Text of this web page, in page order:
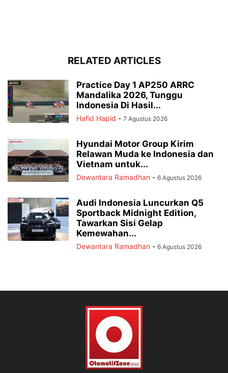
RELATED ARTICLES
Practice Day 1 AP250 ARRC
Mandalika 2026, Tunggu
Indonesia Di Hasil...
Hafid Hapid - 7 Agustus 2026
Hyundai Motor Group Kirim
Relawan Muda ke Indonesia dan
Vietnam untuk...
Dewantara Ramadhan - 6 Agustus 2026
Audi Indonesia Luncurkan Q5
Sportback Midnight Edition,
Tawarkan Sisi Gelap
Kemewahan...
Dewantara Ramadhan - 6 Agustus 2026